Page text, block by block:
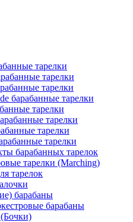
тарелки
тарелки
тарелки
барабанные тарелки
тарелки
тарелки
тарелки
тарелки
барабанных тарелок
тарелки (Marching)
тарелок
барабаны
барабаны